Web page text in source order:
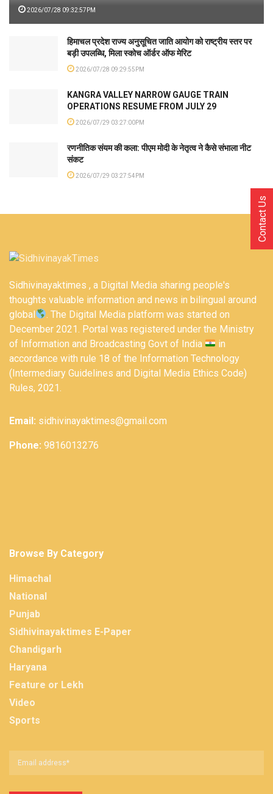
2026/07/28 09:32:57PM
हिमाचल प्रदेश राज्य अनुसूचित जाति आयोग को राष्ट्रीय स्तर पर
बड़ी उपलब्धि, मिला स्कोच ऑर्डर ऑफ मेरिट
2026/07/28 09:29:55PM
KANGRA VALLEY NARROW GAUGE TRAIN
OPERATIONS RESUME FROM JULY 29
2026/07/29 03:27:00PM
रणनीतिक संयम की कला: पीएम मोदी के नेतृत्व ने कैसे संभाला नीट
संकट
2026/07/29 03:27:54PM
Sidhivinayaktimes , a Digital Media sharing people's
thoughts valuable information and news in bilingual around
global
. The Digital Media platform was started on
December 2021. Portal was registered under the Ministry
of Information and Broadcasting Govt of India
in
accordance with rule 18 of the Information Technology
(Intermediary Guidelines and Digital Media Ethics Code)
Rules, 2021.
Email: sidhivinayaktimes@gmail.com
Phone: 9816013276
Browse By Category
Himachal
National
Punjab
Sidhivinayaktimes E-Paper
Chandigarh
Haryana
Feature or Lekh
Video
Sports
Contact Us